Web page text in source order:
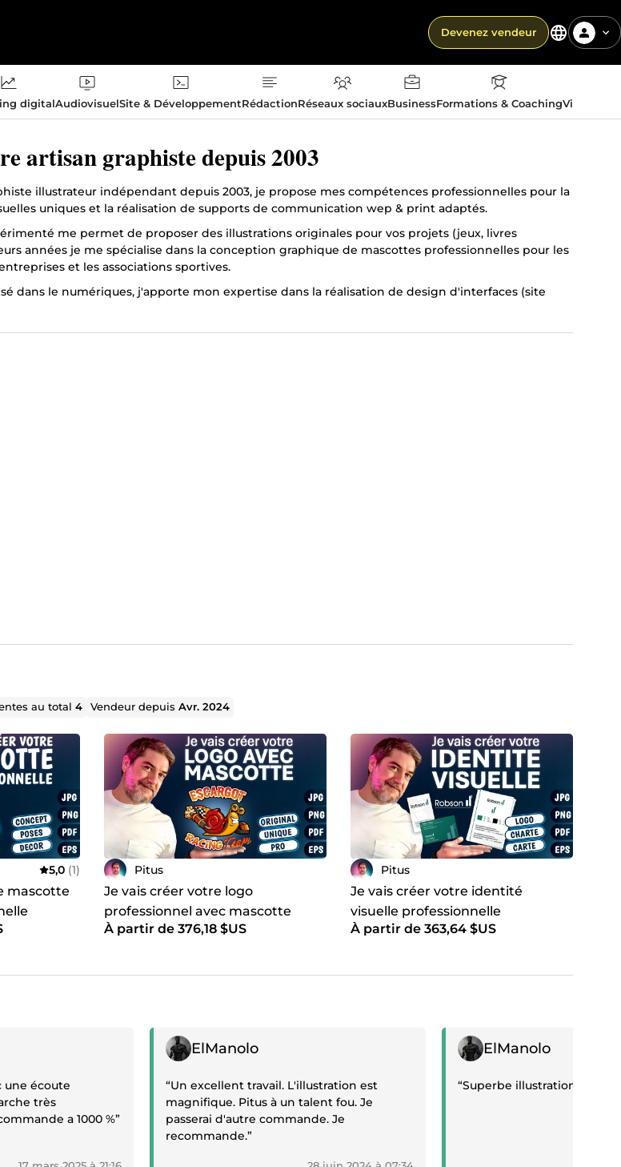
Devenez vendeur
digitalAudiovisuelSite & DéveloppementRédactionRéseaux sociauxBusinessFormations & CoachingVie
artisan graphiste depuis 2003
illustrateur indépendant depuis 2003, je propose mes compétences professionnelles pour la
uniques et la réalisation de supports de communication wep & print adaptés.
me permet de proposer des illustrations originales pour vos projets (jeux, livres
années je me spécialise dans la conception graphique de mascottes professionnelles pour les
et les associations sportives.
dans le numériques, j'apporte mon expertise dans la réalisation de design d'interfaces (site
!
au total4 Vendeur depuisAvr. 2024
5,0 (1)
mascotte
Pitus
Je vais créer votre logo
professionnel avec mascotte
À partir de 376,18 $US
Pitus
Je vais créer votre identité
visuelle professionnelle
À partir de 363,64 $US
une écoute
très
a 1000 %”
Témoignage positif
ElManolo
“Un excellent travail. L'illustration est
magnifique. Pitus à un talent fou. Je
passerai d'autre commande. Je
recommande.”
Témoignage positif
ElManolo
“Superbe illustration. Merci.”